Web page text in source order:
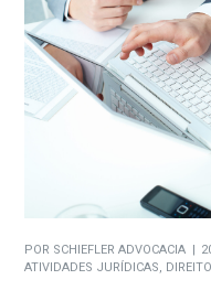
POR SCHIEFLER ADVOCACIA
ATIVIDADES JURÍDICAS,